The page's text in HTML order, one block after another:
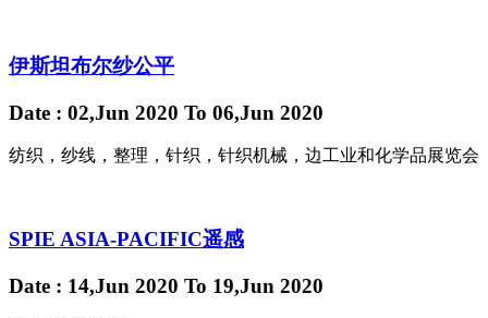
伊斯坦布尔纱公平
Date : 02,Jun 2020 To 06,Jun 2020
纺织，纱线，整理，针织，针织机械，边工业和化学品展览会
SPIE ASIA-PACIFIC遥感
Date : 14,Jun 2020 To 19,Jun 2020